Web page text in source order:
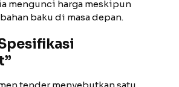
mengunci harga meskipun
baku di masa depan.